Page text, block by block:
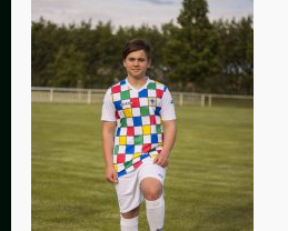
GALERIE KONTAKTY